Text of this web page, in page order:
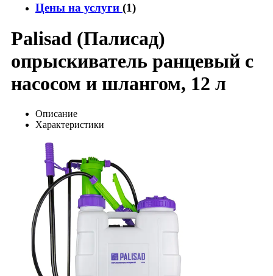
Цены на услуги (1)
Palisad (Палисад)
опрыскиватель ранцевый с
насосом и шлангом, 12 л
Описание
Характеристики